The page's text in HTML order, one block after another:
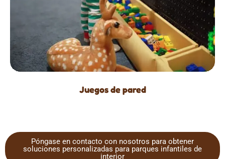
Juegos de pared
Póngase en contacto con nosotros para obtener
soluciones personalizadas para parques infantiles de
interior